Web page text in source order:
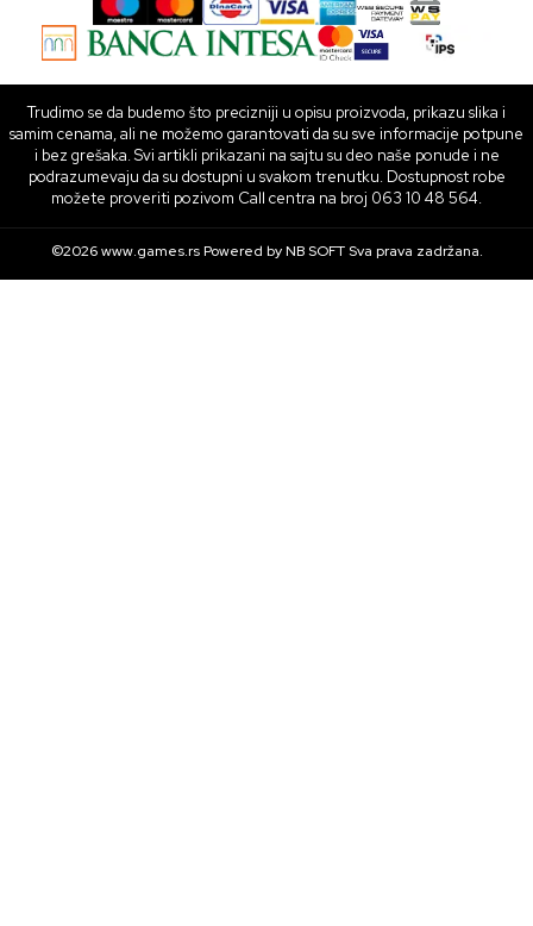
Trudimo se da budemo što precizniji u opisu proizvoda, prikazu slika i
samim cenama, ali ne možemo garantovati da su sve informacije potpune
i bez grešaka. Svi artikli prikazani na sajtu su deo naše ponude i ne
podrazumevaju da su dostupni u svakom trenutku. Dostupnost robe
možete proveriti pozivom Call centra na broj 063 10 48 564.
©2026www.games.rs Powered byNB SOFTSva prava zadržana.